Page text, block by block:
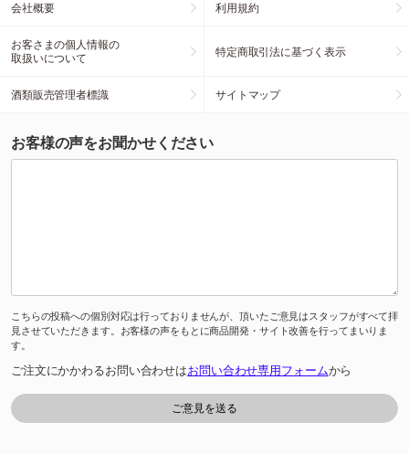
会社概要 利用規約
お客さまの個人情報の
取扱いについて
特定商取引法に基づく表示
酒類販売管理者標識 サイトマップ
お客様の声をお聞かせください
こちらの投稿への個別対応は行っておりませんが、頂いたご意見はスタッフがすべて拝
見させていただきます。お客様の声をもとに商品開発・サイト改善を行ってまいりま
す。
ご注文にかかわるお問い合わせはお問い合わせ専用フォームから